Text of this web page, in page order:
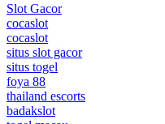
Slot Gacor
cocaslot
cocaslot
situs slot gacor
situs togel
foya 88
thailand escorts
badakslot